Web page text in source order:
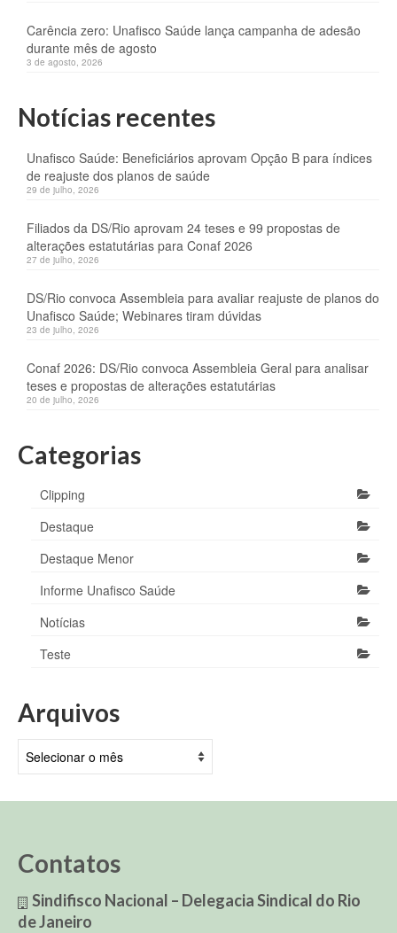
Carência zero: Unafisco Saúde lança campanha de adesão
durante mês de agosto
3 de agosto, 2026
Notícias recentes
Unafisco Saúde: Beneficiários aprovam Opção B para índices
de reajuste dos planos de saúde
29 de julho, 2026
Filiados da DS/Rio aprovam 24 teses e 99 propostas de
alterações estatutárias para Conaf 2026
27 de julho, 2026
DS/Rio convoca Assembleia para avaliar reajuste de planos do
Unafisco Saúde; Webinares tiram dúvidas
23 de julho, 2026
Conaf 2026: DS/Rio convoca Assembleia Geral para analisar
teses e propostas de alterações estatutárias
20 de julho, 2026
Categorias
Clipping
Destaque
Destaque Menor
Informe Unafisco Saúde
Notícias
Teste
Arquivos
Contatos
Sindifisco Nacional – Delegacia Sindical do Rio
de Janeiro